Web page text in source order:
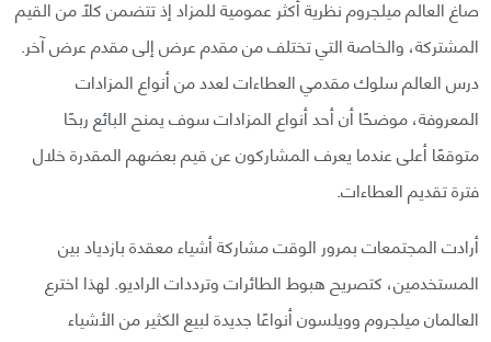
صاغ العالم ميلجروم نظرية أكثر عمومية للمزاد إذ تتضمن كلاً من القيم
المشتركة، والخاصة التي تختلف من مقدم عرض إلى مقدم عرض آخر.
درس العالم سلوك مقدمي العطاءات لعدد من أنواع المزادات
المعروفة، موضحًا أن أحد أنواع المزادات سوف يمنح البائع ربحًا
متوقعًا أعلى عندما يعرف المشاركون عن قيم بعضهم المقدرة خلال
فترة تقديم العطاءات.
أرادت المجتمعات بمرور الوقت مشاركة أشياء معقدة بازدياد بين
المستخدمين، كتصريح هبوط الطائرات وترددات الراديو. لهذا اخترع
العالمان ميلجروم وويلسون أنواعًا جديدة لبيع الكثير من الأشياء